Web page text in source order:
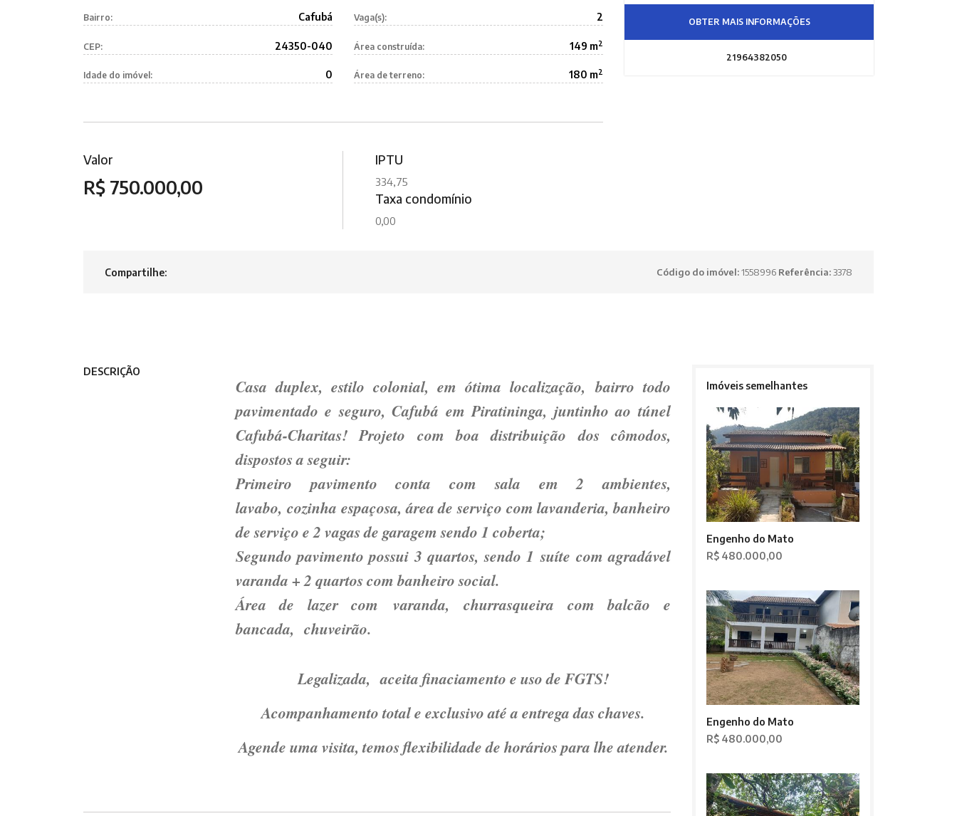
Bairro: Cafubá
CEP: 24350-040
Idade do imóvel: 0
Vaga(s): 2
Área construída: 149 m2
Área de terreno: 180 m2
Valor
R$ 750.000,00
IPTU
334,75
Taxa condomínio
0,00
OBTER MAIS INFORMAÇÕES
21964382050
Compartilhe: Código do imóvel:1558996 Referência:3378
DESCRIÇÃO
Casa duplex, estilo colonial, em ótima localização, bairro todo
pavimentado e seguro, Cafubá em Piratininga, juntinho ao túnel
Cafubá-Charitas! Projeto com boa distribuição dos cômodos,
dispostos a seguir:
Primeiro pavimento conta com sala em 2 ambientes,
lavabo, cozinha espaçosa, área de serviço com lavanderia, banheiro
de serviço e 2 vagas de garagem sendo 1 coberta;
Segundo pavimento possui 3 quartos, sendo 1 suíte com agradável
varanda + 2 quartos com banheiro social.
Área de lazer com varanda, churrasqueira com balcão e
bancada, chuveirão.
Legalizada, aceita finaciamento e uso de FGTS!
Acompanhamento total e exclusivo até a entrega das chaves.
Agende uma visita, temos flexibilidade de horários para lhe atender.
Imóveis semelhantes
Engenho do Mato
R$ 480.000,00
Engenho do Mato
R$ 480.000,00